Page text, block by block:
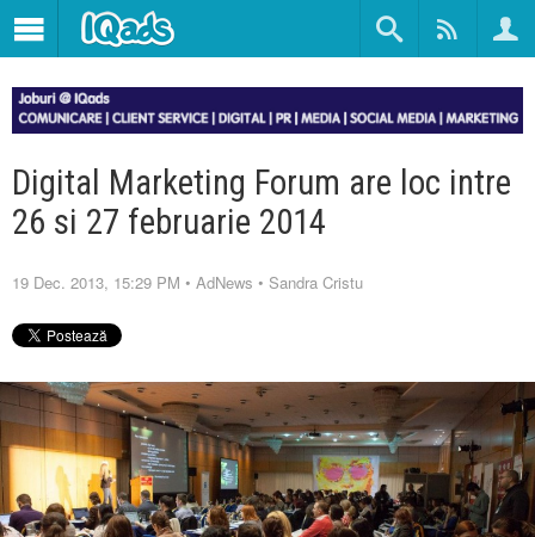
Digital Marketing Forum are loc intre
26 si 27 februarie 2014
19 Dec. 2013, 15:29 PM • AdNews • Sandra Cristu